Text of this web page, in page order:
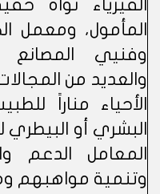
الفيزياء نواةً
المأمول، ومعمل
وفنيي المصانع
والعديد من
الأحياء مناراً
البشري أو
المعامل الدعم
وتنمية مواهبهم